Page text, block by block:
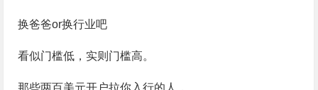
换爸爸or换行业吧
看似门槛低，实则门槛高。